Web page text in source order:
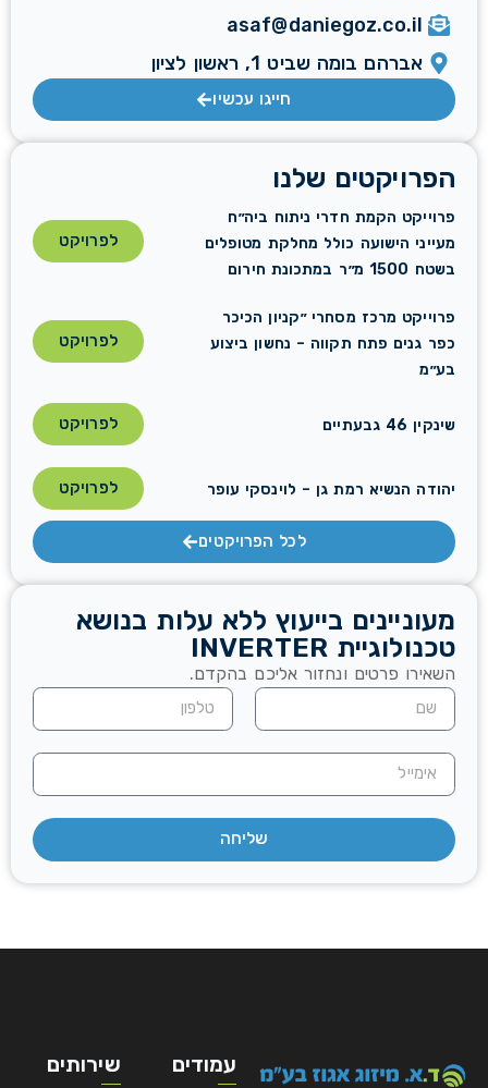
asaf@daniegoz.co.il
אברהם בומה שביט 1, ראשון לציון
חייגו עכשיו
הפרויקטים שלנו
פרוייקט הקמת חדרי ניתוח ביה״ח
מעייני הישועה כולל מחלקת מטופלים
בשטח 1500 מ״ר במתכונת חירום
לפרויקט
פרוייקט מרכז מסחרי ״קניון הכיכר
כפר גנים פתח תקווה – נחשון ביצוע
בע״מ
לפרויקט
שינקין 46 גבעתיים לפרויקט
יהודה הנשיא רמת גן – לוינסקי עופר לפרויקט
לכל הפרויקטים
מעוניינים בייעוץ ללא עלות בנושא
טכנולוגיית INVERTER
השאירו פרטים ונחזור אליכם בהקדם.
שליחה
עמודים שירותים